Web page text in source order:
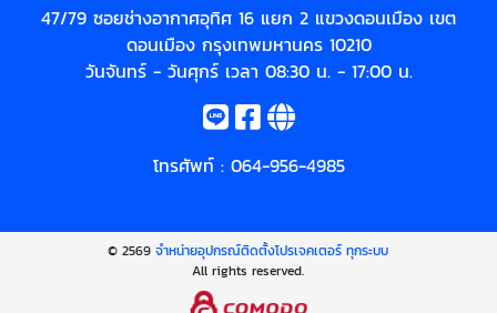
47/79 ซอยช่างอากาศอุทิศ 16 แยก 2 แขวงดอนเมือง เขต
ดอนเมือง กรุงเทพมหานคร 10210
วันจันทร์ - วันศุกร์ เวลา 08:30 น. - 17:00 น.
โทรศัพท์ : 064-956-4985
© 2569จำหน่ายอุปกรณ์ติดตั้งโปรเจคเตอร์ ทุกระบบ
All rights reserved.